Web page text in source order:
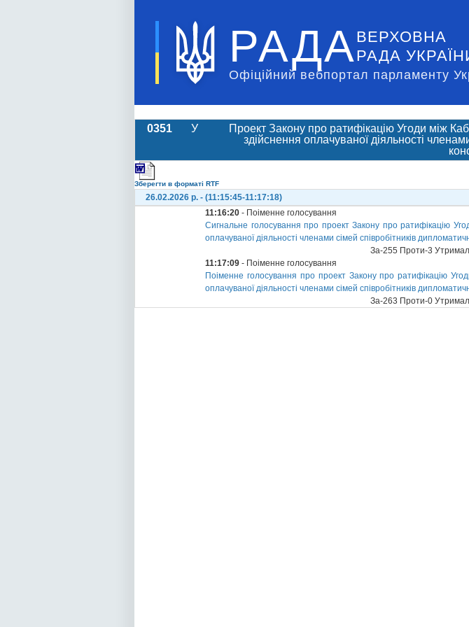
РАДА ВЕРХОВНА
РАДА
Офіційний вебпортал парламенту
0351 У
Проект Закону про ратифікацію Угоди між
здійснення оплачуваної діяльності
Зберегти в форматі RTF
26.02.2026 р. - (11:15:45-11:17:18)
11:16:20 - Поіменне голосування
Сигнальне голосування про проект Закону про ратифікацію
оплачуваної діяльності членами сімей співробітників
За-255 Проти-3
11:17:09 - Поіменне голосування
Поіменне голосування про проект Закону про ратифікацію
оплачуваної діяльності членами сімей співробітників
За-263 Проти-0